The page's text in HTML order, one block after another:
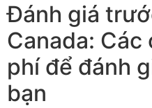
Đánh giá
Canada: Các
phí để đánh
bạn